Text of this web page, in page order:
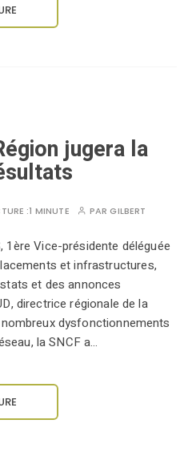
jugera la
:1 MINUTE PARGILBERT
1ère Vice-présidente déléguée
et infrastructures,
et des annonces
directrice régionale de la
dysfonctionnements
la SNCF a…